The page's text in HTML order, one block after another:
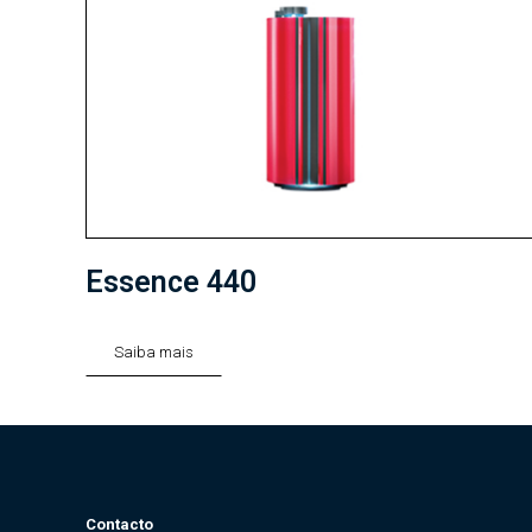
Essence 440
Saiba mais
Contacto